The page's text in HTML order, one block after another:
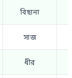
বিছানা
সাজ
ধীর